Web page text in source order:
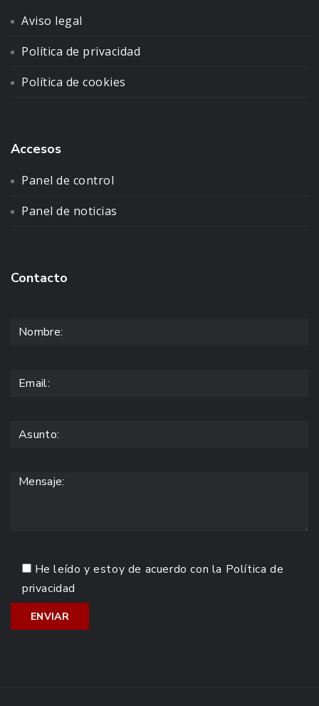
Aviso legal
Política de privacidad
Política de cookies
Accesos
Panel de control
Panel de noticias
Contacto
He leído y estoy de acuerdo con la Política de
privacidad